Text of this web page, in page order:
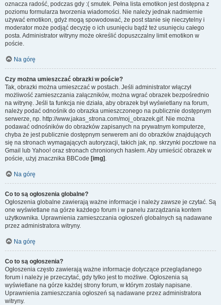
oznacza radość, podczas gdy :( smutek. Pełna lista emotikon jest dostępna z
poziomu formularza tworzenia wiadomości. Nie należy jednak nadmiernie
używać emotikon, gdyż mogą spowodować, że post stanie się nieczytelny i
moderator może podjąć decyzję o ich usunięciu bądź też usunięciu całego
posta. Administrator witryny może określić dopuszczalny limit emotikon w
poście.
Na górę
Czy można umieszczać obrazki w poście?
Tak, obrazki można umieszczać w postach. Jeśli administrator włączył
możliwość zamieszczania załączników, można wgrać obrazek bezpośrednio
na witrynę. Jeśli ta funkcja nie działa, aby obrazek był wyświetlany na forum,
należy podać odnośnik do obrazka umieszczonego na publicznie dostępnym
serwerze, np. http://www.jakas_strona.com/moj_obrazek.gif. Nie można
podawać odnośników do obrazków zapisanych na prywatnym komputerze,
chyba że jest publicznie dostępnym serwerem ani do obrazków znajdujących
się na stronach wymagających autoryzacji, takich jak, np. skrzynki pocztowe na
Gmail lub Yahoo! oraz stronach chronionych hasłem. Aby umieścić obrazek w
poście, użyj znacznika BBCode [img] .
Na górę
Co to są ogłoszenia globalne?
Ogłoszenia globalne zawierają ważne informacje i należy zawsze je czytać. Są
one wyświetlane na górze każdego forum i w panelu zarządzania kontem
użytkownika. Uprawnienia zamieszczania ogłoszeń globalnych są nadawane
przez administratora witryny.
Na górę
Co to są ogłoszenia?
Ogłoszenia często zawierają ważne informacje dotyczące przeglądanego
forum i należy je przeczytać, gdy tylko jest to możliwe. Ogłoszenia są
wyświetlane na górze każdej strony forum, w którym zostały napisane.
Uprawnienia zamieszczania ogłoszeń są nadawane przez administratora
witryny.